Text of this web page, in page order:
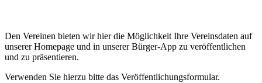
Den Vereinen bieten wir hier die Möglichkeit Ihre Vereinsdaten auf
unserer Homepage und in unserer Bürger-App zu veröffentlichen
und zu präsentieren.
Verwenden Sie hierzu bitte das Veröffentlichungsformular.